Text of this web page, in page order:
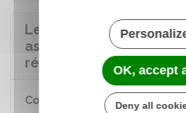
Le paiement d'une
association ouvre-t-il
réduction d'impôt ?
Conditions
OK, accept
Deny all